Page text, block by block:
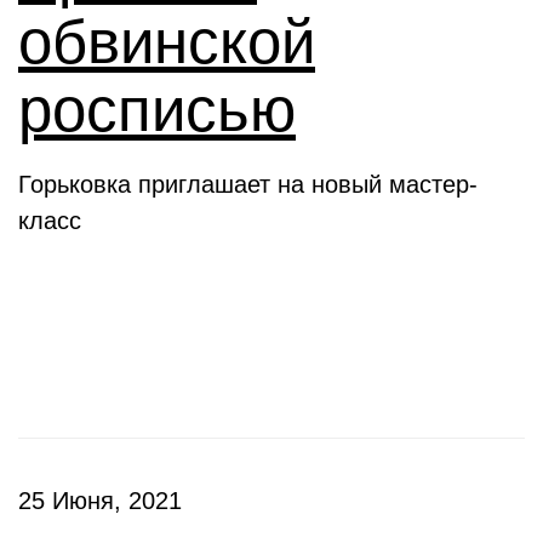
обвинской
росписью
Горьковка приглашает на новый мастер-
класс
25 Июня, 2021